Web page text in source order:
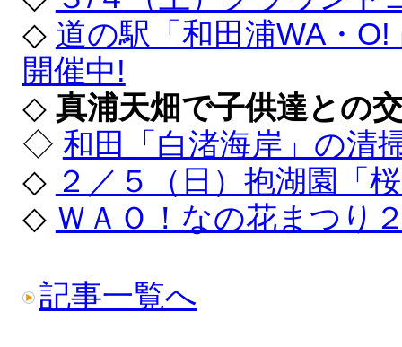
◇ 道の駅「和田浦WA・
開催中!
◇ 真浦天畑で子供達との
◇ 和田「白渚海岸」の清
◇ ２／５（日）抱湖園「
◇ ＷＡＯ！なの花まつり
記事一覧へ